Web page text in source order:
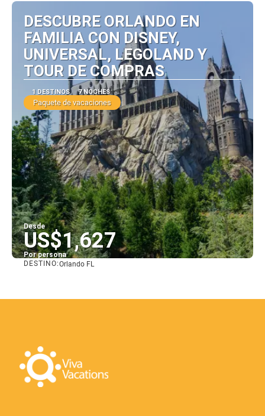
DESCUBRE ORLANDO EN
FAMILIA CON DISNEY,
UNIVERSAL, LEGOLAND Y
TOUR DE COMPRAS
1 DESTINOS 7 NOCHES
Paquete de vacaciones
Desde
US$1,627
Por persona
DESTINO:Orlando FL